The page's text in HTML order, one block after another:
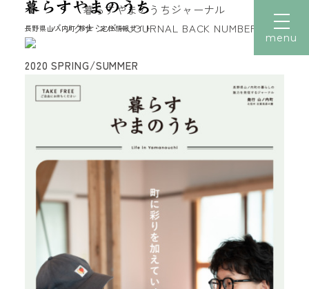
長野県山ノ内町 移住・定住情報サイト
トップ
暮らす
働く
住まい
子育て
移住者の声
移住体験
読みもの
menu
暮らすやまのうちジャーナル
バックナンバーJOURNAL BACK NUMBER
2020 SPRING/SUMMER